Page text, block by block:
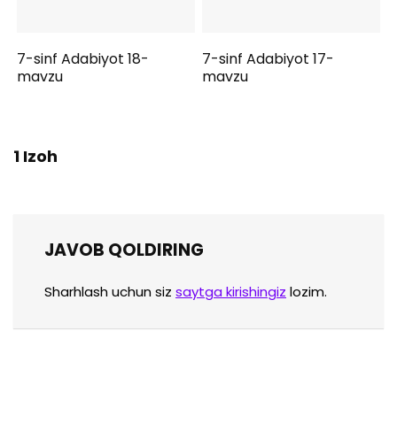
7-sinf Adabiyot 18-
mavzu
7-sinf Adabiyot 17-
mavzu
1 Izoh
JAVOB QOLDIRING
Sharhlash uchun siz saytga kirishingiz lozim.